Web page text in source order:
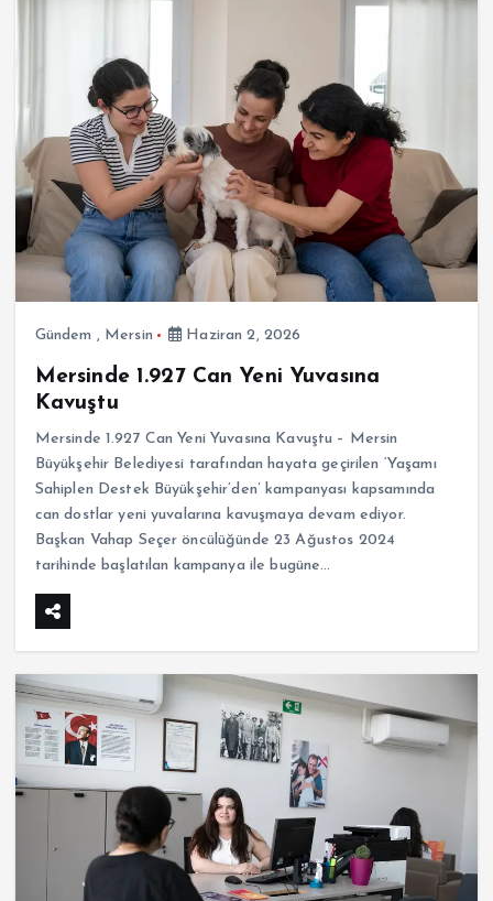
Gündem , Mersin Haziran 2, 2026
Mersinde 1.927 Can Yeni Yuvasına
Kavuştu
Mersinde 1.927 Can Yeni Yuvasına Kavuştu – Mersin
Büyükşehir Belediyesi tarafından hayata geçirilen ‘Yaşamı
Sahiplen Destek Büyükşehir’den’ kampanyası kapsamında
can dostlar yeni yuvalarına kavuşmaya devam ediyor.
Başkan Vahap Seçer öncülüğünde 23 Ağustos 2024
tarihinde başlatılan kampanya ile bugüne…